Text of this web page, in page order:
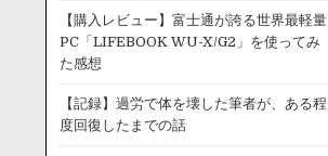
【購入レビュー】富士通が誇る世界最軽量
PC「LIFEBOOK WU-X/G2」を使ってみ
た感想
【記録】過労で体を壊した筆者が、ある程
度回復したまでの話